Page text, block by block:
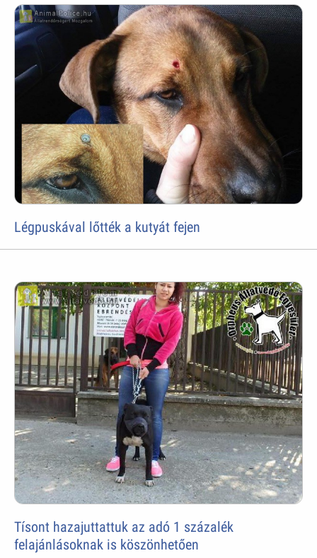
Légpuskával lőtték a kutyát fejen
Tísont hazajuttattuk az adó 1 százalék
felajánlásoknak is köszönhetően